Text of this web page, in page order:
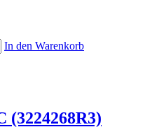
In den Warenkorb
(3224268R3)